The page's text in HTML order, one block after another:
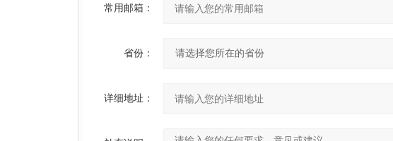
常用邮箱：
省份：
详细地址：